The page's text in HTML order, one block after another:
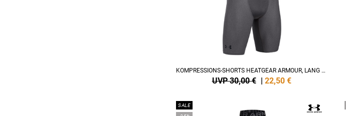
KOMPRESSIONS-SHORTS HEATGEAR ARMOUR, LANG HERREN
UVP 30,00 € | 22,50 €
SALE